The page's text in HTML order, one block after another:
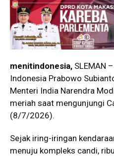
menitindonesia, SLEMAN
Indonesia Prabowo
Menteri India Narendra
meriah saat mengunjungi
(8/7/2026).
Sejak iring-iringan
menuju kompleks candi,